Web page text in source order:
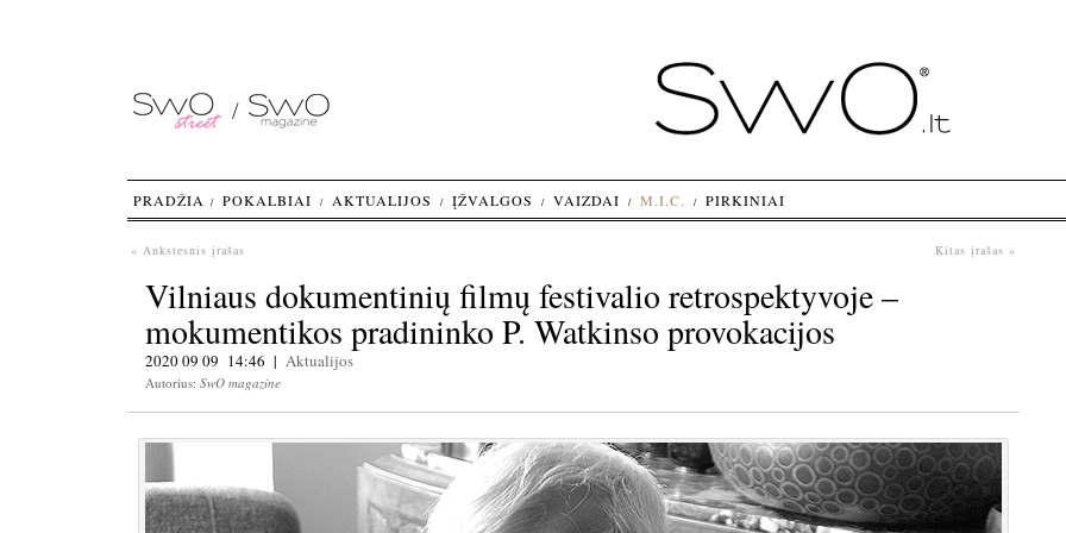
« Ankstesnis įrašas Kitas įrašas »
Vilniaus dokumentinių filmų festivalio retrospektyvoje –
mokumentikos pradininko P. Watkinso provokacijos
2020 09 09 14:46 | Aktualijos
Autorius: SwO magazine
PRADŽIA POKALBIAI AKTUALIJOS ĮŽVALGOS VAIZDAI M.I.C. PIRKINIAI